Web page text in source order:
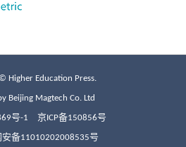
Higher Education Press.
Beijing Magtech Co. Ltd
号-1 京ICP备150856号
安备11010202008535号